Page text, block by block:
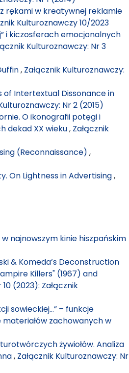
rękami w kreatywnej reklamie
Kulturoznawczy 10/2023
i kiczosferach emocjonalnych
Kulturoznawczy: Nr 3
, Załącznik Kulturoznawczy:
of Intertextual Dissonance in
Nr 2 (2015)
O ikonografii potęgi i
dekad XX wieku, Załącznik
(Reconnaissance) ,
On Lightness in Advertising,
najnowszym kinie hiszpańskim
& Komeda’s Deconstruction
Killers" (1967) and
(2023): Załącznik
sowieckiej…” – funkcje
zachowanych w
żywiołów. Analiza
, Załącznik Kulturoznawczy: Nr